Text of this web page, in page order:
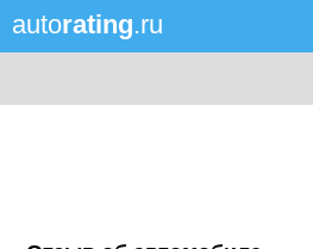
autorating.ru